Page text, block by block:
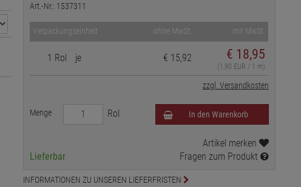
Art.-Nr.: 1537311
Verpackungseinheit ohne MwSt. mit MwSt.
1 Rol je € 15,92 € 18,95
(1,90 EUR / 1 m)
zzgl. Versandkosten
Menge Rol In den Warenkorb
Lieferbar
Artikel merken
Fragen zum Produkt
INFORMATIONEN ZU UNSEREN LIEFERFRISTEN